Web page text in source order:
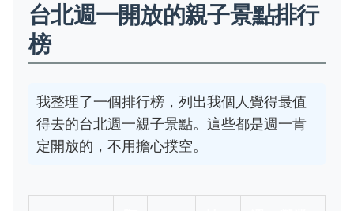
台北週一開放的親子景點排行
榜
我整理了一個排行榜，列出我個人覺得最值
得去的台北週一親子景點。這些都是週一肯
定開放的，不用擔心撲空。